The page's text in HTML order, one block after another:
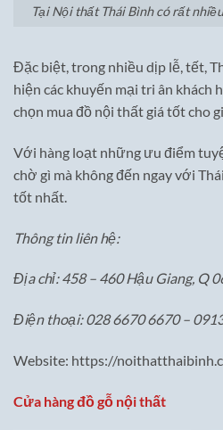
Tại Nội thất Thái Bình có rất
Đặc biệt, trong nhiều dịp lễ, tết,
hiện các khuyến mại tri ân khách
chọn mua đồ nội thất giá tốt cho
Với hàng loạt những ưu điểm
chờ gì mà không đến ngay với
tốt nhất.
Thông tin liên hệ:
Địa chỉ: 458 – 460 Hậu Giang, Q
Điện thoại: 028 6670 6670 –
Website: https://
Cửa hàng đồ gỗ nội thất